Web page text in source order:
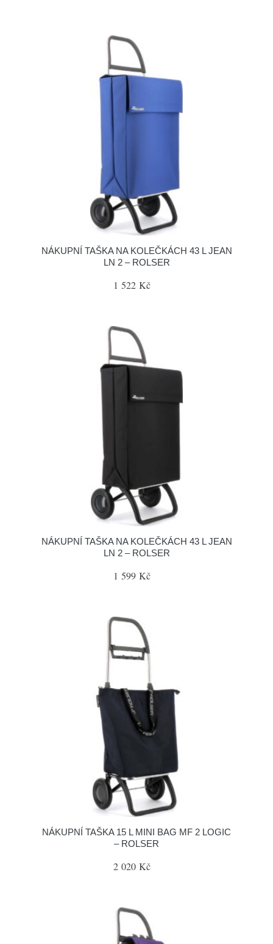
NÁKUPNÍ TAŠKA NA KOLEČKÁCH 43 L JEAN
LN 2 – ROLSER
1 522 Kč
NÁKUPNÍ TAŠKA NA KOLEČKÁCH 43 L JEAN
LN 2 – ROLSER
1 599 Kč
NÁKUPNÍ TAŠKA 15 L MINI BAG MF 2 LOGIC
– ROLSER
2 020 Kč